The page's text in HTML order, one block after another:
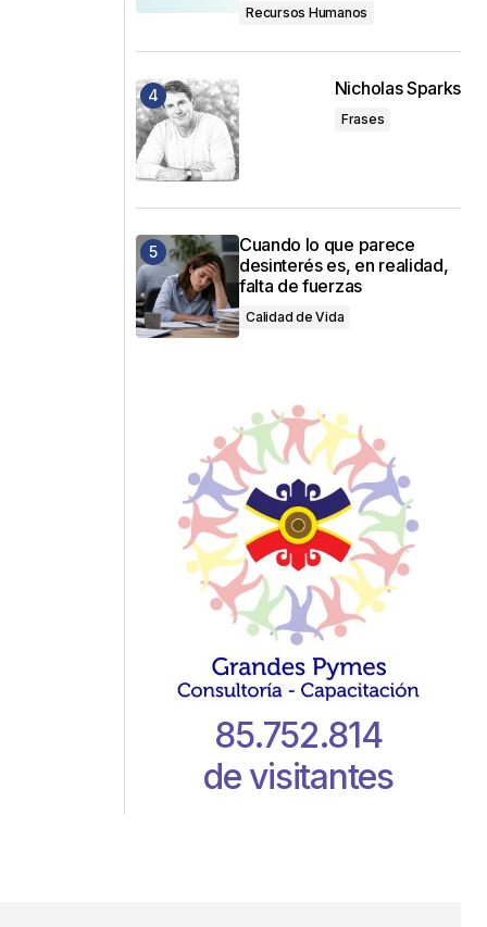
Recursos Humanos
Nicholas Sparks
Frases
Cuando lo que parece
desinterés es, en realidad,
falta de fuerzas
Calidad de Vida
85.752.814
de visitantes